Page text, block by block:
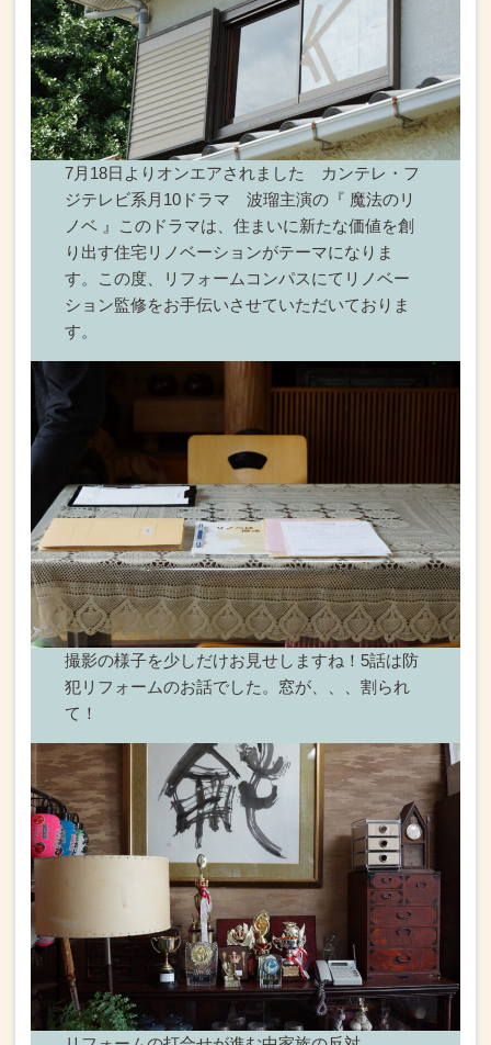
7月18日よりオンエアされました カンテレ・フ
ジテレビ系月10ドラマ 波瑠主演の『 魔法のリ
ノベ 』このドラマは、住まいに新たな価値を創
り出す住宅リノベーションがテーマになりま
す。この度、リフォームコンパスにてリノベー
ション監修をお手伝いさせていただいておりま
す。
撮影の様子を少しだけお見せしますね！ 5話は防
犯リフォームのお話でした。 窓が、、、割られ
て！